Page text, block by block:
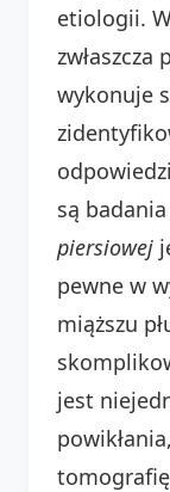
etiologii.
wykonuje
są
piersiowej
pewne w
miąższu
jest